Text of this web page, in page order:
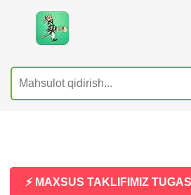
⚡ MAXSUS TAKLIFIMIZ